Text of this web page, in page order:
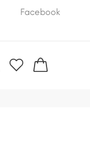
le numéro VIN
Facebook